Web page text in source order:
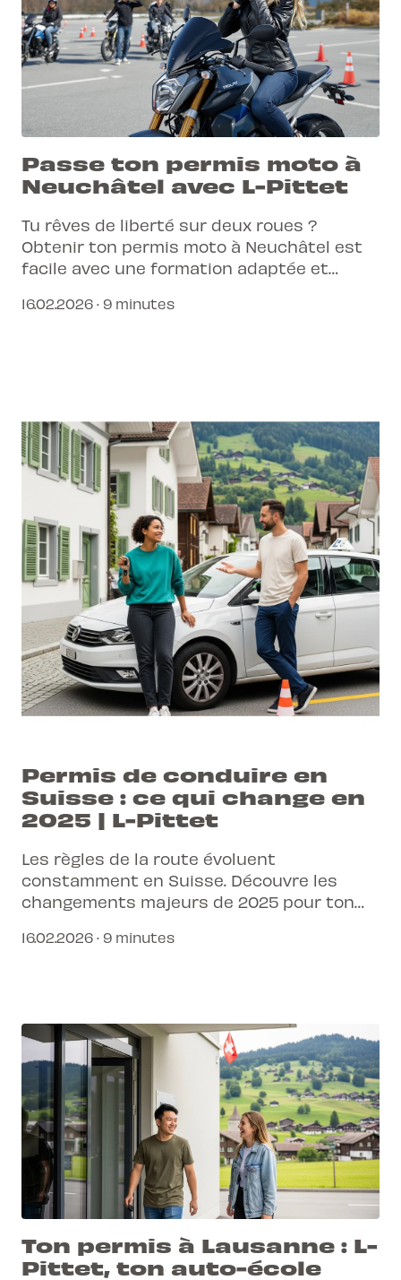
Passe ton permis moto à
Neuchâtel avec L-Pittet
Tu rêves de liberté sur deux roues ?
Obtenir ton permis moto à Neuchâtel est
facile avec une formation adaptée et
sécurité.
16.02.2026 · 9 minutes
Permis de conduire en
Suisse : ce qui change en
2025 | L-Pittet
Les règles de la route évoluent
constamment en Suisse. Découvre les
changements majeurs de 2025 pour ton
parfaitement préparé·e.
16.02.2026 · 9 minutes
Ton permis à Lausanne : L-
Pittet, ton auto-école